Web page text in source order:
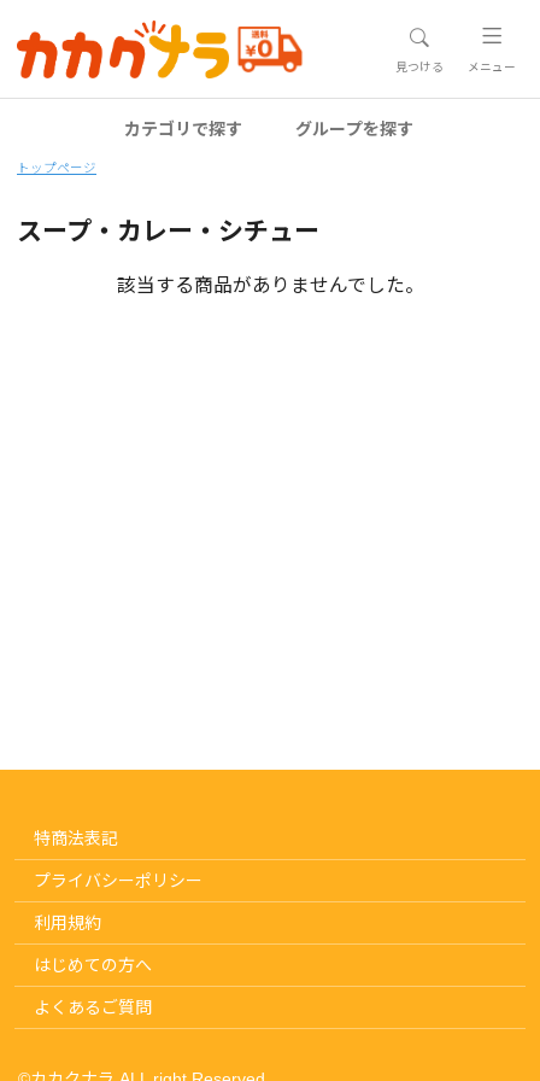
見つける メニュー
カテゴリで探す グループを探す
トップページ
スープ・カレー・シチュー
該当する商品がありませんでした。
特商法表記
プライバシーポリシー
利用規約
はじめての方へ
よくあるご質問